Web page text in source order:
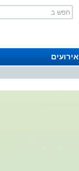
אירועים